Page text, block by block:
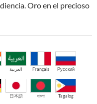
Oro en el precioso
العربية Français Русский
日本語 বাংলা Tagalog